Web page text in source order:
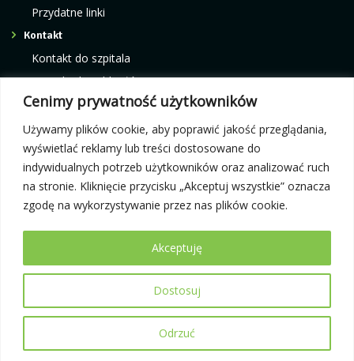
Cenimy prywatność użytkowników
Używamy plików cookie, aby poprawić jakość przeglądania,
wyświetlać reklamy lub treści dostosowane do
indywidualnych potrzeb użytkowników oraz analizować ruch
na stronie. Kliknięcie przycisku „Akceptuj wszystkie” oznacza
zgodę na wykorzystywanie przez nas plików cookie.
Dostosuj
Odrzuć
Akceptuję
Przydatne linki
Kontakt
Kontakt do szpitala
Kontakt do oddziałów
Kontakt do poradni
Kontakt do pracowni i ośrodków
Rejestracja elektroniczna:
e-rejestracja
Infolinia telefoniczna:
12 42 87 300
© 2026 Małopolski Szpital Ortopedyczno-Rehabilitacyjny im. prof.
Bogusława Frańczuka
Projekt i wykonanie:itband.pl